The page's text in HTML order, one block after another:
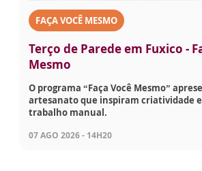
FAÇA VOCÊ MESMO
Terço de Parede em Fuxico -
Mesmo
O programa “Faça Você Mesmo”
artesanato que inspiram criatividade
trabalho manual.
07 AGO 2026 - 14H20